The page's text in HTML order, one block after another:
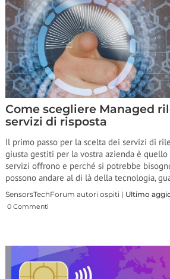
Come scegliere Managed
servizi di risposta
Il primo passo per la scelta dei servizi di
giusta gestiti per la vostra azienda è
servizi offrono e perché si potrebbe
possono andare al di là della tecnologia,
SensorsTechForum autori ospiti | Ultimo
0 Commenti